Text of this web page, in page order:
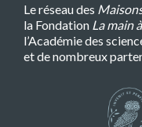
Le réseau des
la Fondation La main
l’Académie des
et de nombreux